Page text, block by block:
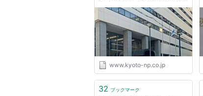
新聞
www.kyoto-np.co.jp
32 ブックマーク